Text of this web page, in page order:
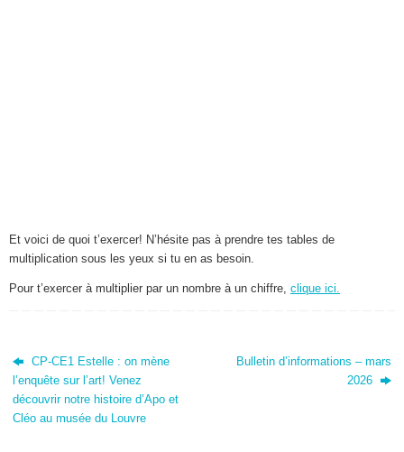
Et voici de quoi t’exercer! N’hésite pas à prendre tes tables de
multiplication sous les yeux si tu en as besoin.
Pour t’exercer à multiplier par un nombre à un chiffre, clique ici.
CP-CE1 Estelle : on mène
l’enquête sur l’art! Venez
découvrir notre histoire d’Apo et
Cléo au musée du Louvre
Bulletin d’informations – mars
2026